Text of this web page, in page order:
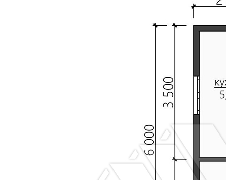
зазором 20
категории
АБ.